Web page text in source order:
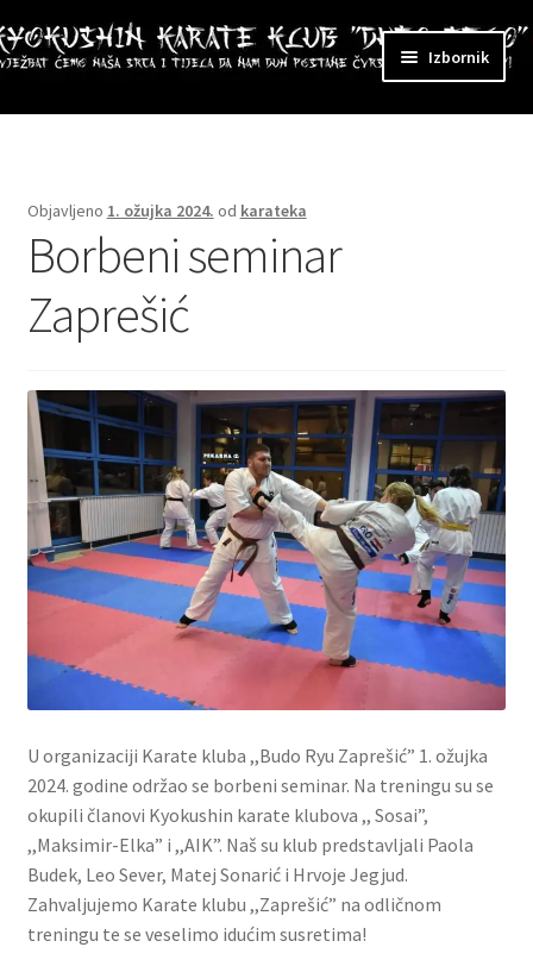
Preskoči
na
Skoči
do
Izbornik
Objavljeno 1. ožujka 2024. od karateka
Borbeni seminar
Zaprešić
U organizaciji Karate kluba ,,Budo Ryu Zaprešić” 1. ožujka
2024. godine održao se borbeni seminar. Na treningu su se
okupili članovi Kyokushin karate klubova ,, Sosai”,
,,Maksimir-Elka” i ,,AIK”. Naš su klub predstavljali Paola
Budek, Leo Sever, Matej Sonarić i Hrvoje Jegjud.
Zahvaljujemo Karate klubu ,,Zaprešić” na odličnom
treningu te se veselimo idućim susretima!